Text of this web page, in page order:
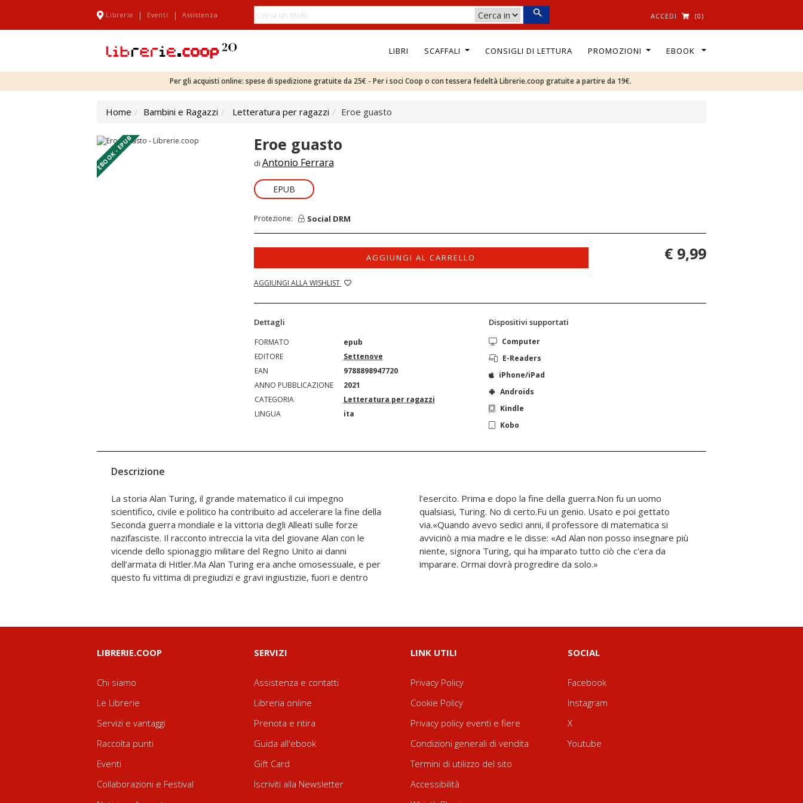
Librerie | Eventi | Assistenza ACCEDI (0)
LIBRI SCAFFALI CONSIGLI DI LETTURA PROMOZIONI EBOOK
Per gli acquisti online: spese di spedizione gratuite da 25€ - Per i soci Coop o con tessera fedeltà Librerie.coop gratuite a partire da 19€.
Home Bambini e Ragazzi Letteratura per ragazzi Eroe guasto
EBOOK - EPUB Eroe guasto
di Antonio Ferrara
EPUB
Protezione: Social DRM
AGGIUNGI AL CARRELLO
AGGIUNGI ALLA WISHLIST
€ 9,99
Dettagli
FORMATO
epub
EDITORE
Settenove
EAN
9788898947720
ANNO PUBBLICAZIONE
2021
CATEGORIA
Letteratura per ragazzi
LINGUA
ita
Dispositivi supportati
Computer
E-Readers
iPhone/iPad
Androids
Kindle
Kobo
Descrizione
La storia Alan Turing, il grande matematico il cui impegno
scientifico, civile e politico ha contribuito ad accelerare la fine della
Seconda guerra mondiale e la vittoria degli Alleati sulle forze
nazifasciste. Il racconto intreccia la vita del giovane Alan con le
vicende dello spionaggio militare del Regno Unito ai danni
dell’armata di Hitler.Ma Alan Turing era anche omosessuale, e per
questo fu vittima di pregiudizi e gravi ingiustizie, fuori e dentro
l’esercito. Prima e dopo la fine della guerra.Non fu un uomo
qualsiasi, Turing. No di certo.Fu un genio. Usato e poi gettato
via.«Quando avevo sedici anni, il professore di matematica si
avvicinò a mia madre e le disse: «Ad Alan non posso insegnare più
niente, signora Turing, qui ha imparato tutto ciò che c'era da
imparare. Ormai dovrà progredire da solo.»
LIBRERIE.COOP
Chi siamo
Le Librerie
Servizi e vantaggi
Raccolta punti
Eventi
Collaborazioni e Festival
SERVIZI
Assistenza e contatti
Libreria online
Prenota e ritira
Guida all'ebook
Gift Card
Iscriviti alla Newsletter
LINK UTILI
Privacy Policy
Cookie Policy
Privacy policy eventi e fiere
Condizioni generali di vendita
Termini di utilizzo del sito
Accessibilità
SOCIAL
Facebook
Instagram
X
Youtube